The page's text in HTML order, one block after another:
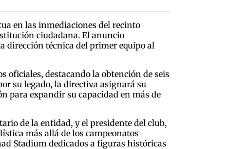
en las inmediaciones del recinto
ciudadana. El anuncio
dirección técnica del primer equipo al
oficiales, destacando la obtención de seis
su legado, la directiva asignará su
para expandir su capacidad en más de
de la entidad, y el presidente del club,
más allá de los campeonatos
Stadium dedicados a figuras históricas